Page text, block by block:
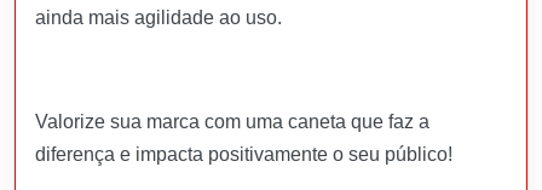
ainda mais agilidade ao uso.
Valorize sua marca com uma caneta que faz a
diferença e impacta positivamente o seu público!